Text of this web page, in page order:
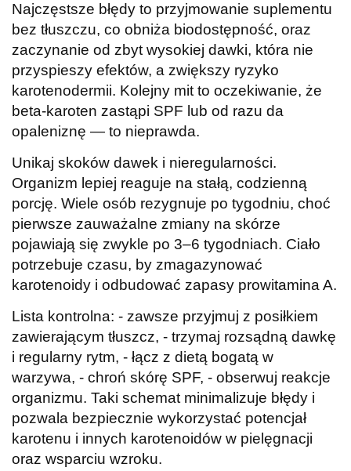
Najczęstsze błędy to przyjmowanie suplementu
bez tłuszczu, co obniża biodostępność, oraz
zaczynanie od zbyt wysokiej dawki, która nie
przyspieszy efektów, a zwiększy ryzyko
karotenodermii. Kolejny mit to oczekiwanie, że
beta-karoten zastąpi SPF lub od razu da
opaleniznę — to nieprawda.
Unikaj skoków dawek i nieregularności.
Organizm lepiej reaguje na stałą, codzienną
porcję. Wiele osób rezygnuje po tygodniu, choć
pierwsze zauważalne zmiany na skórze
pojawiają się zwykle po 3–6 tygodniach. Ciało
potrzebuje czasu, by zmagazynować
karotenoidy i odbudować zapasy prowitamina A.
Lista kontrolna: - zawsze przyjmuj z posiłkiem
zawierającym tłuszcz, - trzymaj rozsądną dawkę
i regularny rytm, - łącz z dietą bogatą w
warzywa, - chroń skórę SPF, - obserwuj reakcje
organizmu. Taki schemat minimalizuje błędy i
pozwala bezpiecznie wykorzystać potencjał
karotenu i innych karotenoidów w pielęgnacji
oraz wsparciu wzroku.